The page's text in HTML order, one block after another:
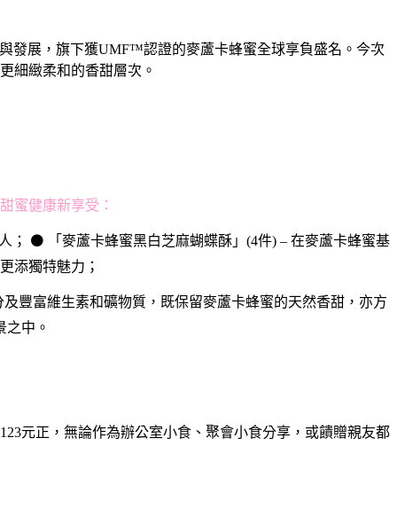
發展，旗下獲UMF™認證的麥蘆卡蜂蜜全球享負盛名。今次
細緻柔和的香甜層次。
蜜健康新享受：
⚫ 「麥蘆卡蜂蜜黑白芝麻蝴蝶酥」(4件) – 在麥蘆卡蜂蜜基
添獨特魅力；
豐富維生素和礦物質，既保留麥蘆卡蜂蜜的天然香甜，亦方
中。
元正，無論作為辦公室小食、聚會小食分享，或饋贈親友都